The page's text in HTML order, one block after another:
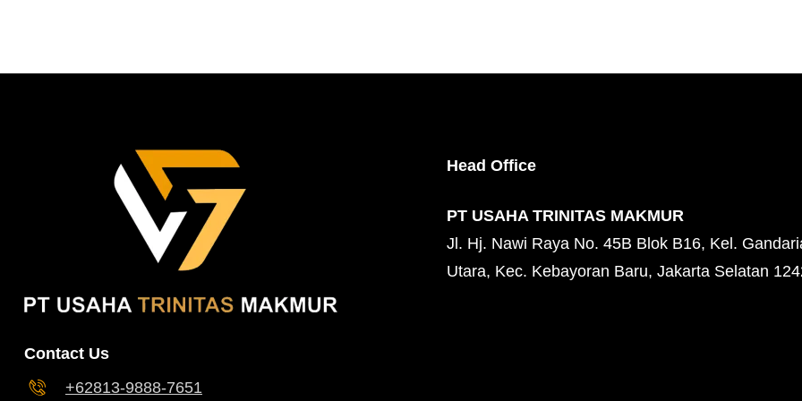
Contact Us
+62813-9888-7651
Head Office
PT USAHA TRINITAS MAKMUR
Jl. Hj. Nawi Raya No. 45B Blok B16, Kel.
Utara, Kec. Kebayoran Baru, Jakarta Selatan